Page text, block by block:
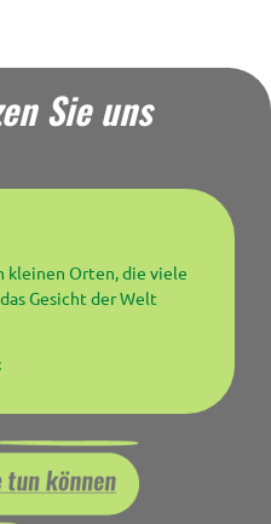
Sie uns
kleinen Orten, die viele
Gesicht der Welt